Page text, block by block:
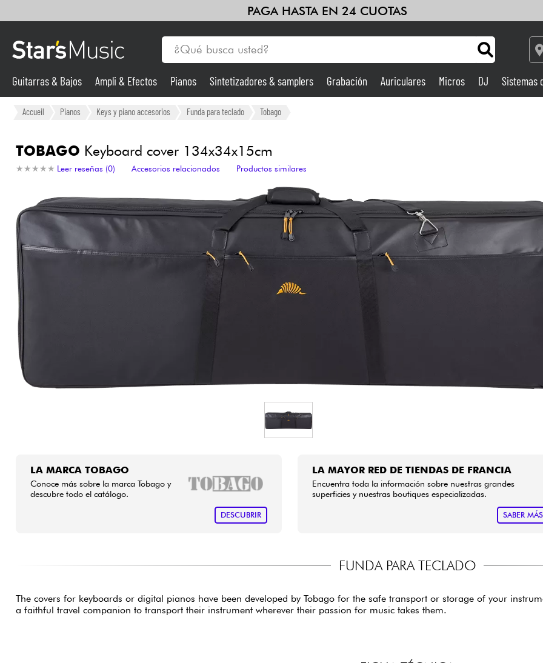
PAGA HASTA EN 24 CUOTAS
Guitarras & Bajos
Sintetizadores & samplers
Luces Batería y percusión
Violines y cuarteto
Guitarras & Bajos Ampli & Efectos Pianos Sintetizadores & samplers Grabación Auriculares Micros DJ Sistemas
Accueil Pianos Keys y piano accesorios Funda para teclado Tobago
TOBAGO Keyboard cover 134x34x15cm
★ ★ ★ ★ ★
★ ★ ★ ★ ★ Leer reseñas (0) Accesorios relacionados Productos similares
LA MARCA TOBAGO
Conoce más sobre la marca Tobago y
descubre todo el catálogo.
DESCUBRIR
LA MAYOR RED DE TIENDAS DE FRANCIA
Encuentra toda la información sobre nuestras grandes
superficies y nuestras boutiques especializadas.
SABER MÁS
FUNDA PARA TECLADO
The covers for keyboards or digital pianos have been developed by Tobago for the safe transport or storage of your
a faithful travel companion to transport their instrument wherever their passion for music takes them.